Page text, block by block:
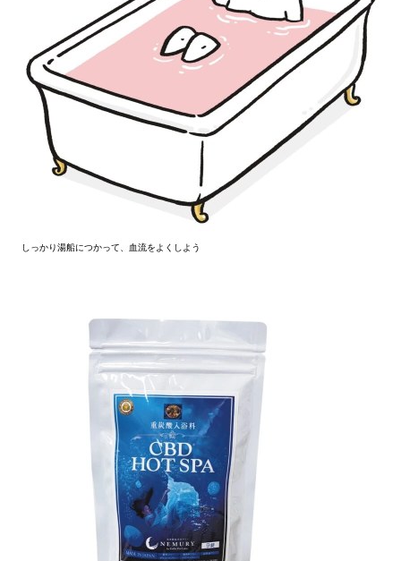
しっかり湯船につかって、血流をよくしよう